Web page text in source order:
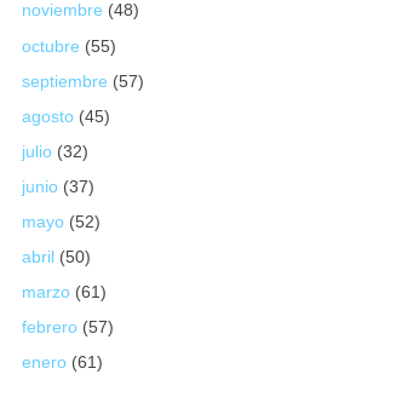
noviembre (48)
octubre (55)
septiembre (57)
agosto (45)
julio (32)
junio (37)
mayo (52)
abril (50)
marzo (61)
febrero (57)
enero (61)